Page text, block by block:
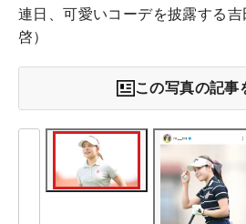
連日、可愛いコーデを披露する
啓）
この写真の記事